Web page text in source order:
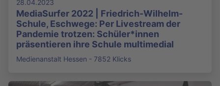
28.04.2023
MediaSurfer 2022 | Friedrich-Wilhelm-
Schule, Eschwege: Per Livestream der
Pandemie trotzen: Schüler*innen
präsentieren ihre Schule multimedial
Medienanstalt Hessen - 7852 Klicks